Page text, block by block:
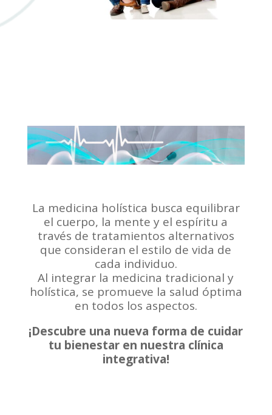
La medicina holística busca equilibrar
el cuerpo, la mente y el espíritu a
través de tratamientos alternativos
que consideran el estilo de vida de
cada individuo.
Al integrar la medicina tradicional y
holística, se promueve la salud óptima
en todos los aspectos.
¡Descubre una nueva forma de cuidar
tu bienestar en nuestra clínica
integrativa!